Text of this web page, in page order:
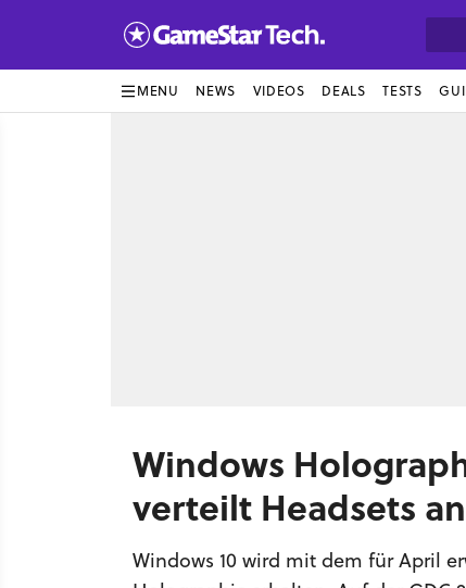
MENU NEWS VIDEOS DEALS TESTS
Windows
verteilt Headsets
Windows 10 wird mit dem für April